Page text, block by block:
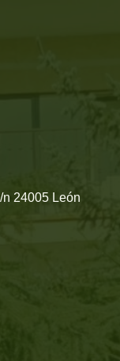
24005 León